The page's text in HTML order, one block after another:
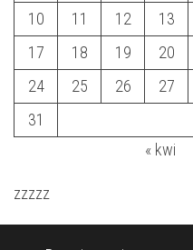
10
11 12 13
17
18 19 20
24
25 26 27
31
« kwi
zzzzz